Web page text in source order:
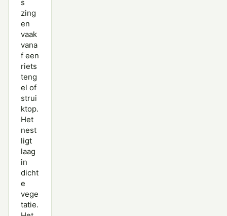
s
zing
en
vaak
vana
f een
riets
teng
el of
strui
ktop.
Het
nest
ligt
laag
in
dicht
e
vege
tatie.